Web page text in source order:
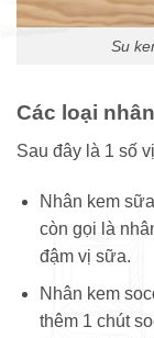
Su
Các loại
Sau đây là 1 số
Nhân kem
còn gọi là
đậm vị sữa.
Nhân kem
thêm 1 chút